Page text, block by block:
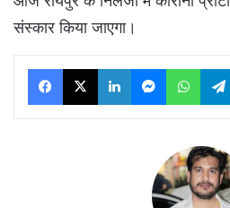
संस्कार किया जाएगा।
Facebook
X LinkedInMessenger